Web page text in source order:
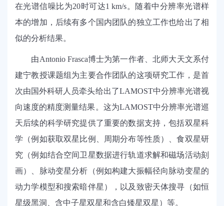
在光谱信噪比为20时可达1 km/s。随着中分辨率光谱样
本的增加，后续有多个国内团队的独立工作也给出了相
似的分析结果。
由Antonio Frasca博士为第一作者、北师大天文系付
建宁教授课题组为主要合作团队的这项研究工作，是首
次由国外科研 人员牵头给出了LAMOST中分辨率光谱视
向速度的精度测量结果。这为LAMOST中分辨率光谱巡
天后续的科学研究提供了重要的数据支持，包括双星科
学（例如获取双星比例、周期分布等性质）、食双星研
究（例如结合空间卫星数据进行轨道求解和磁场活动刻
画）、脉动变星分析（例如构建大振幅径向脉动变星的
动力学模型和搜索暗伴星），以及致密天体搜寻（如恒
星级黑洞、含中子星双星和含白矮星双星）等。